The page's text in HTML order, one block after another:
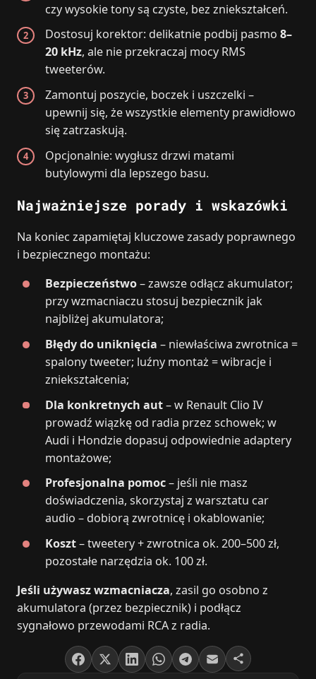
czy wysokie tony są czyste, bez zniekształceń.
Dostosuj korektor: delikatnie podbij pasmo8–
20 kHz, ale nie przekraczaj mocy RMS
tweeterów.
Zamontuj poszycie, boczek i uszczelki –
upewnij się, że wszystkie elementy prawidłowo
się zatrzaskują.
Opcjonalnie: wygłusz drzwi matami
butylowymi dla lepszego basu.
Najważniejsze porady i wskazówki
Na koniec zapamiętaj kluczowe zasady poprawnego
i bezpiecznego montażu:
Bezpieczeństwo– zawsze odłącz akumulator;
przy wzmacniaczu stosuj bezpiecznik jak
najbliżej akumulatora;
Błędy do uniknięcia – niewłaściwa zwrotnica =
spalony tweeter; luźny montaż = wibracje i
zniekształcenia;
Dla konkretnych aut– w Renault Clio IV
prowadź wiązkę od radia przez schowek; w
Audi i Hondzie dopasuj odpowiednie adaptery
montażowe;
Profesjonalna pomoc– jeśli nie masz
doświadczenia, skorzystaj z warsztatu car
audio – dobiorą zwrotnicę i okablowanie;
Koszt– tweetery + zwrotnica ok. 200–500 zł,
pozostałe narzędzia ok. 100 zł.
Jeśli używasz wzmacniacza, zasil go osobno z
akumulatora (przez bezpiecznik) i podłącz
sygnałowo przewodami RCA z radia.